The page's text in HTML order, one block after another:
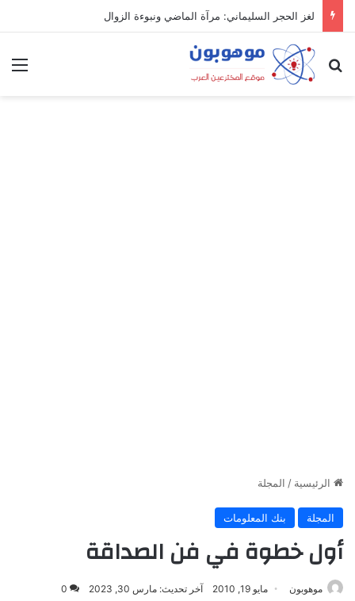
لغز الحجر السليماني: مرآة الماضي ونبوءة الزوال
بحث عن
الرئيسية / المجلة
المجلة بنك المعلومات
أول خطوة في فن الصداقة
موهوبون مايو 19, 2010 آخر تحديث: مارس 30, 2023 0